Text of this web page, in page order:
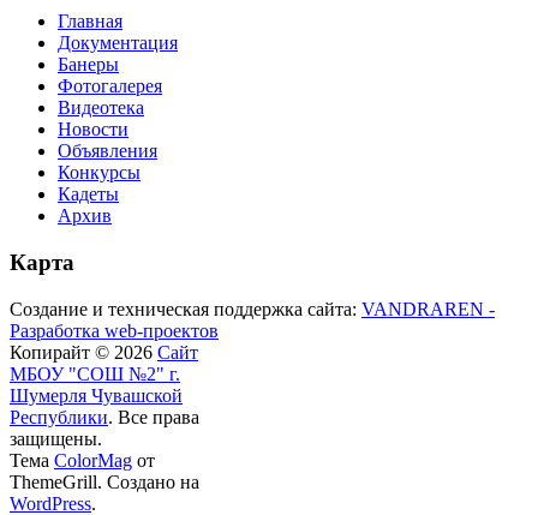
Главная
Документация
Банеры
Фотогалерея
Видеотека
Новости
Объявления
Конкурсы
Кадеты
Архив
Карта
Создание и техническая поддержка сайта: VANDRAREN -
Разработка web-проектов
Копирайт © 2026 Сайт
МБОУ "СОШ №2" г.
Шумерля Чувашской
Республики. Все права
защищены.
Тема ColorMag от
ThemeGrill. Создано на
WordPress.